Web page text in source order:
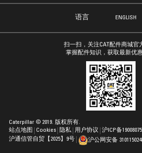
语言 ENGLISH
扫一扫，关注CAT配件商城官
掌握配件知识，获取最新优
站点地图 Cookies 隐私 用户协议
Caterpillar © 2019. 版权所有.
沪ICP备
沪通信管自贸【2025】9号
沪公网安备